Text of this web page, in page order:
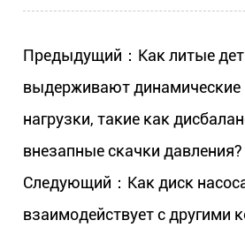
Предыдущий：Как литые
выдерживают динамические
нагрузки, такие как
внезапные скачки давления?
Следующий：Как диск
взаимодействует с другими